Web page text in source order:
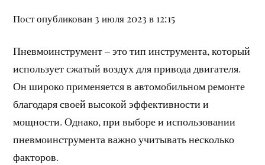
Пост опубликован 3 июля 2023 в 12:15
Пневмоинструмент – это тип инструмента, который
использует сжатый воздух для привода двигателя.
Он широко применяется в автомобильном ремонте
благодаря своей высокой эффективности и
мощности. Однако, при выборе и использовании
пневмоинструмента важно учитывать несколько
факторов.